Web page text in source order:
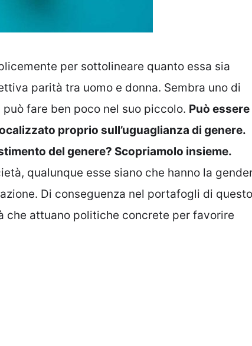
per sottolineare quanto essa sia
parità tra uomo e donna. Sembra uno di
fare ben poco nel suo piccolo. Può essere
proprio sull’uguaglianza di genere.
del genere? Scopriamolo insieme.
qualunque esse siano che hanno la
Di conseguenza nel portafogli di questo
attuano politiche concrete per favorire